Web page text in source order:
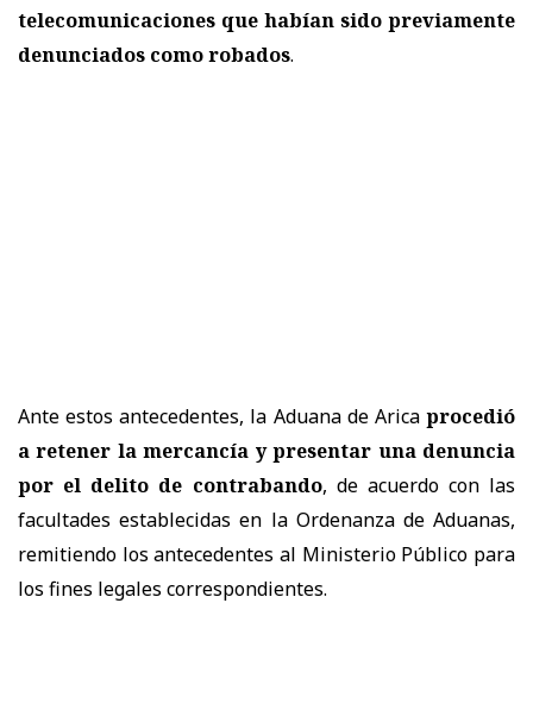
telecomunicaciones que habían sido previamente
denunciados como robados.
Ante estos antecedentes, la Aduana de Arica procedió
a retener la mercancía y presentar una denuncia
por el delito de contrabando, de acuerdo con las
facultades establecidas en la Ordenanza de Aduanas,
remitiendo los antecedentes al Ministerio Público para
los fines legales correspondientes.